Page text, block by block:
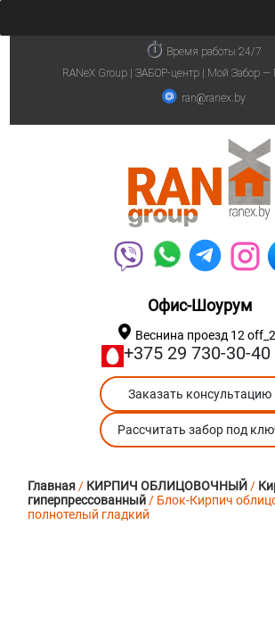
Время работы 24/7
RANeX Group | ЗАБОР-центр | Мой Забор —
ran@ranex.by
Офис-Шоурум
Веснина проезд 12
+375 29 730-30-40
Заказать консультацию
Рассчитать забор под
Главная/ КИРПИЧ ОБЛИЦОВОЧНЫЙ/
гиперпрессованный/ Блок-Кирпич
полнотелый гладкий